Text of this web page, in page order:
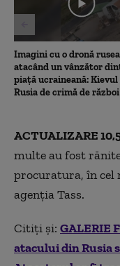
Imagini cu o dronă
atacând un vânzător
piață ucraineană: Kievul
Rusia de crimă de război
ACTUALIZARE
multe au fost
procuratura, în cel
agenția Tass.
Citiți și: GALERIE
atacului din Rusia